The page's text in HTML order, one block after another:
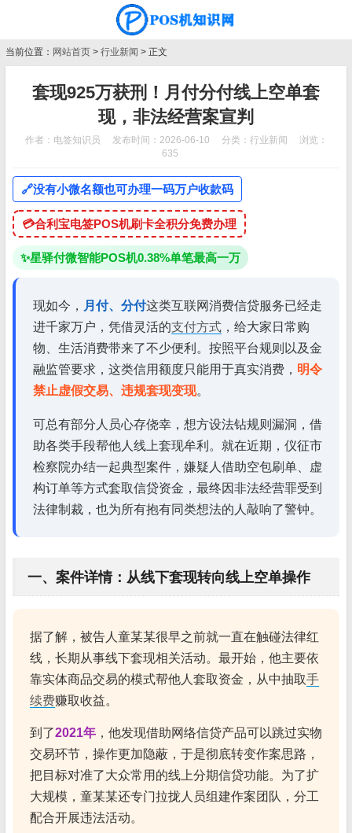
当前位置： 网站首页 > 行业新闻 > 正文
套现925万获刑！月付分付线上空单套
现，非法经营案宣判
作者：电签知识员 发布时间：2026-06-10 分类： 行业新闻
浏览：
635
🔗没有小微名额也可办理一码万户收款码
💳合利宝电签POS机刷卡全积分免费办理
✨星驿付微智能POS机0.38%单笔最高一万
现如今， 月付、分付这类互联网消费信贷服务已经走
进千家万户，凭借灵活的支付方式 ，给大家日常购
物、生活消费带来了不少便利。按照平台规则以及金
融监管要求，这类信用额度只能用于真实消费， 明令
禁止虚假交易、违规套现变现。
可总有部分人员心存侥幸，想方设法钻规则漏洞，借
助各类手段帮他人线上套现牟利。就在近期，仪征市
检察院办结一起典型案件，嫌疑人借助空包刷单、虚
构订单等方式套取信贷资金，最终因非法经营罪受到
法律制裁，也为所有抱有同类想法的人敲响了警钟。
一、案件详情：从线下套现转向线上空单操作
据了解，被告人童某某很早之前就一直在触碰法律红
线，长期从事线下套现相关活动。最开始，他主要依
靠实体商品交易的模式帮他人套取资金，从中抽取手
续费赚取收益。
到了2021年 ，他发现借助网络信贷产品可以跳过实物
交易环节，操作更加隐蔽，于是彻底转变作案思路，
把目标对准了大众常用的线上分期信贷功能。为了扩
大规模，童某某还专门拉拢人员组建作案团队，分工
配合开展违法活动。